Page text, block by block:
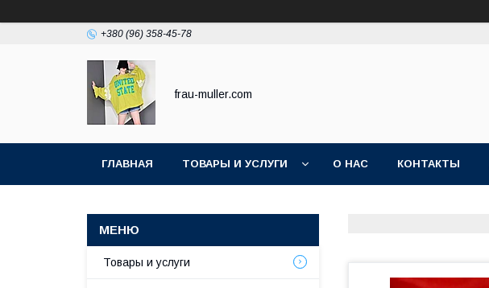
+380 (96) 358-45-78
frau-muller.com
ГЛАВНАЯ ТОВАРЫ И УСЛУГИ О НАС КОНТАКТЫ
Товары и услуги